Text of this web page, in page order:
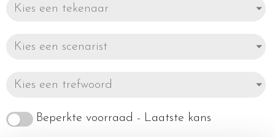
Kies een tekenaar
Kies een scenarist
Kies een trefwoord
Beperkte voorraad - Laatste kans